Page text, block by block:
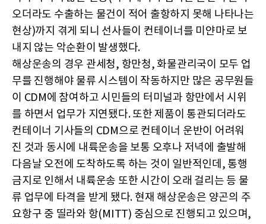
오더라도 수출하는 물건이 적어 출항하지 못해 나타나는
현상)까지 겪게 되니 선사들이 컨테이너를 미얀마로 보
내지 않는 악순환이 발생했다.
해상운송의 경우 관세청, 항만청, 화물관리국이 모두 업
무를 진행해야 물류 시스템이 작동하지만 많은 공무원들
이 CDM에 참여하고 시민들의 터미널과 항만에서 시위
를 하면서 업무가 지연됐다. 또한 제품이 통관되더라도
컨테이너 기사들의 CDM으로 컨테이너 운반이 어려워
진 것과 동시에 내륙운송을 보통 오후나 저녁에 출발해
다음날 오전에 도착하도록 하는 것이 일반적인데, 통행
금지로 인해서 내륙운송 또한 시간이 오래 걸리는 등 물
류 업무에 타격을 받게 됐다. 현재 해상운송은 양곤의 주
요항구 중 띨라와 항(MITT) 중심으로 진행되고 있으며,